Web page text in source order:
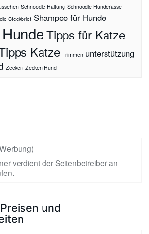
Schnoodle Haltung Schnoodle Hunderasse
Steckbrief Shampoo für Hunde
Tipps für Katze
Katze Trimmen unterstützung
Zecken Zecken Hund
verdient der Seitenbetreiber an
und